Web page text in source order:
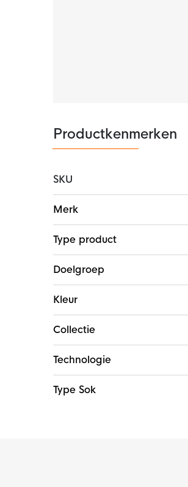
Productkenmerken
SKU
informatie
Merk
Type product
Doelgroep
Kleur
Collectie
Technologie
Type Sok